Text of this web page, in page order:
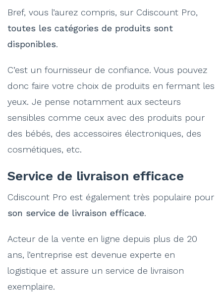
Bref, vous l’aurez compris, sur Cdiscount Pro,
toutes les catégories de produits sont
disponibles.
C’est un fournisseur de confiance. Vous pouvez
donc faire votre choix de produits en fermant les
yeux. Je pense notamment aux secteurs
sensibles comme ceux avec des produits pour
des bébés, des accessoires électroniques, des
cosmétiques, etc.
Service de livraison efficace
Cdiscount Pro est également très populaire pour
son service de livraison efficace.
Acteur de la vente en ligne depuis plus de 20
ans, l’entreprise est devenue experte en
logistique et assure un service de livraison
exemplaire.